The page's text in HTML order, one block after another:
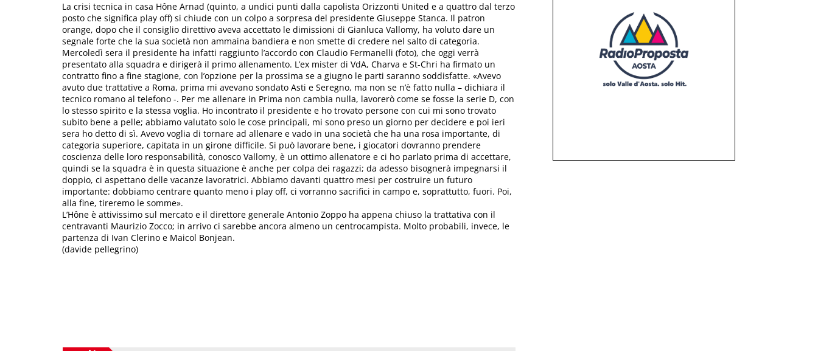
La crisi tecnica in casa Hône Arnad (quinto, a undici punti dalla capolista Orizzonti United e a quattro dal terzo
posto che significa play off) si chiude con un colpo a sorpresa del presidente Giuseppe Stanca. Il patron
orange, dopo che il consiglio direttivo aveva accettato le dimissioni di Gianluca Vallomy, ha voluto dare un
segnale forte che la sua società non ammaina bandiera e non smette di credere nel salto di categoria.
Mercoledì sera il presidente ha infatti raggiunto l’accordo con Claudio Fermanelli (foto), che oggi verrà
presentato alla squadra e dirigerà il primo allenamento. L’ex mister di VdA, Charva e St-Chri ha firmato un
contratto fino a fine stagione, con l’opzione per la prossima se a giugno le parti saranno soddisfatte. «Avevo
avuto due trattative a Roma, prima mi avevano sondato Asti e Seregno, ma non se n’è fatto nulla – dichiara il
tecnico romano al telefono -. Per me allenare in Prima non cambia nulla, lavorerò come se fosse la serie D, con
lo stesso spirito e la stessa voglia. Ho incontrato il presidente e ho trovato persone con cui mi sono trovato
subito bene a pelle; abbiamo valutato solo le cose principali, mi sono preso un giorno per decidere e poi ieri
sera ho detto di sì. Avevo voglia di tornare ad allenare e vado in una società che ha una rosa importante, di
categoria superiore, capitata in un girone difficile. Si può lavorare bene, i giocatori dovranno prendere
coscienza delle loro responsabilità, conosco Vallomy, è un ottimo allenatore e ci ho parlato prima di accettare,
quindi se la squadra è in questa situazione è anche per colpa dei ragazzi; da adesso bisognerà impegnarsi il
doppio, ci aspettano delle vacanze lavoratrici. Abbiamo davanti quattro mesi per costruire un futuro
importante: dobbiamo centrare quanto meno i play off, ci vorranno sacrifici in campo e, soprattutto, fuori. Poi,
alla fine, tireremo le somme».
L’Hône è attivissimo sul mercato e il direttore generale Antonio Zoppo ha appena chiuso la trattativa con il
centravanti Maurizio Zocco; in arrivo ci sarebbe ancora almeno un centrocampista. Molto probabili, invece, le
partenza di Ivan Clerino e Maicol Bonjean.
(davide pellegrino)